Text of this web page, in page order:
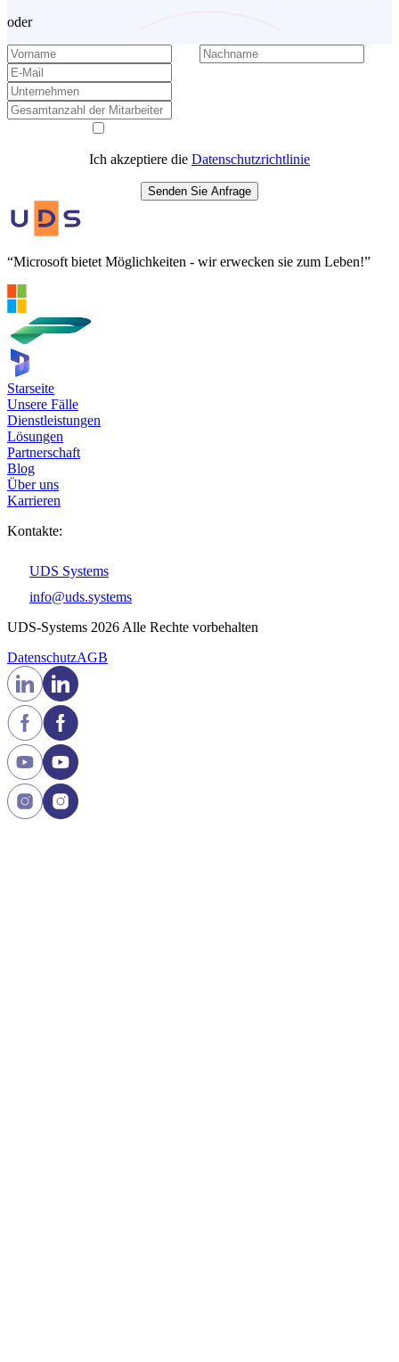
oder
Ich akzeptiere die Datenschutzrichtlinie
Senden Sie Anfrage
“Microsoft bietet Möglichkeiten - wir erwecken sie zum Leben!”
Starseite
Unsere Fälle
Dienstleistungen
Lösungen
Partnerschaft
Blog
Über uns
Karrieren
Kontakte:
UDS Systems
info@uds.systems
UDS-Systems 2026 Alle Rechte vorbehalten
DatenschutzAGB